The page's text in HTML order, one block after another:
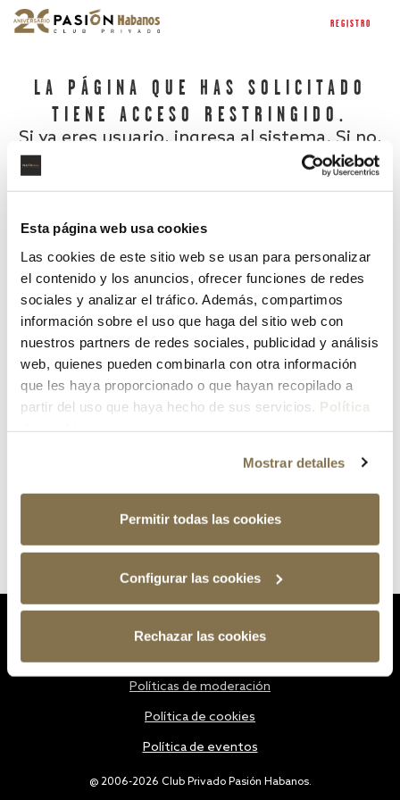
Esta página web usa cookies
Las cookies de este sitio web se usan para personalizar
el contenido y los anuncios, ofrecer funciones de redes
sociales y analizar el tráfico. Además, compartimos
información sobre el uso que haga del sitio web con
nuestros partners de redes sociales, publicidad y análisis
web, quienes pueden combinarla con otra información
que les haya proporcionado o que hayan recopilado a
partir del uso que haya hecho de sus servicios. Política
Mostrar detalles
Permitir todas las cookies
Configurar las cookies
Rechazar las cookies
REGISTRO
LA PÁGINA QUE HAS SOLICITADO
TIENE ACCESO RESTRINGIDO.
Si ya eres usuario, ingresa al sistema. Si no,
¿Has olvidado tu contraseña?
@ 2006-2026 Club Privado Pasión Habanos.
Políticas de moderación
Política de cookies
Política de eventos